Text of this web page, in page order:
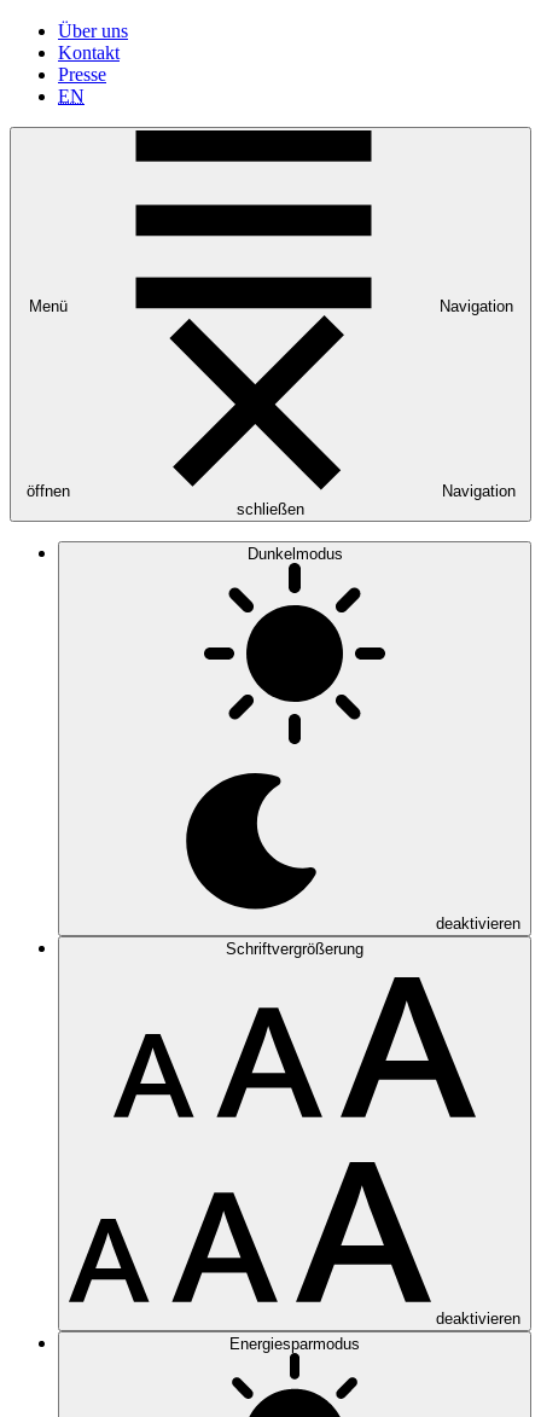
Über uns
Kontakt
Presse
EN
Menü Navigation
öffnen
Navigation
schließen
Dunkelmodus
deaktivieren
Schriftvergrößerung
deaktivieren
Energiesparmodus